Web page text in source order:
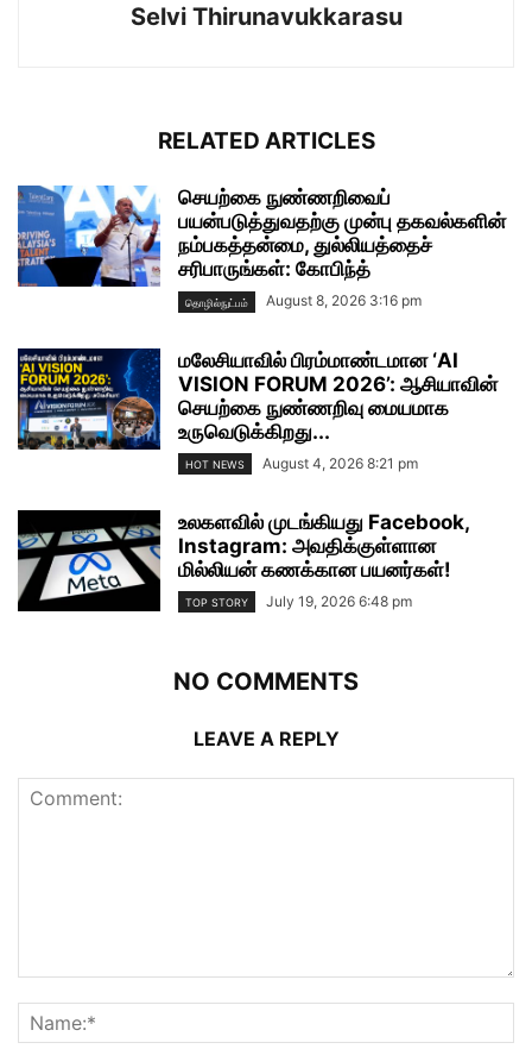
Selvi Thirunavukkarasu
RELATED ARTICLES
செயற்கை நுண்ணறிவைப்
பயன்படுத்துவதற்கு முன்பு தகவல்களின்
நம்பகத்தன்மை, துல்லியத்தைச்
சரிபாருங்கள்: கோபிந்த்
தொழில்நுட்பம் August 8, 2026 3:16 pm
மலேசியாவில் பிரம்மாண்டமான ‘AI
VISION FORUM 2026’: ஆசியாவின்
செயற்கை நுண்ணறிவு மையமாக
உருவெடுக்கிறது...
HOT NEWS August 4, 2026 8:21 pm
உலகளவில் முடங்கியது Facebook,
Instagram: அவதிக்குள்ளான
மில்லியன் கணக்கான பயனர்கள்!
TOP STORY July 19, 2026 6:48 pm
NO COMMENTS
LEAVE A REPLY